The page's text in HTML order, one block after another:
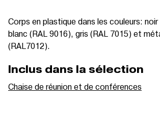
Corps en plastique dans les couleurs:
blanc (RAL 9016), gris (RAL 7015) et
(RAL7012).
Inclus dans la sélection
Chaise de réunion et de conférences